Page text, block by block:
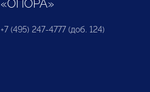
«ОПОРА»
+7 (495) 247-4777 (доб. 124)